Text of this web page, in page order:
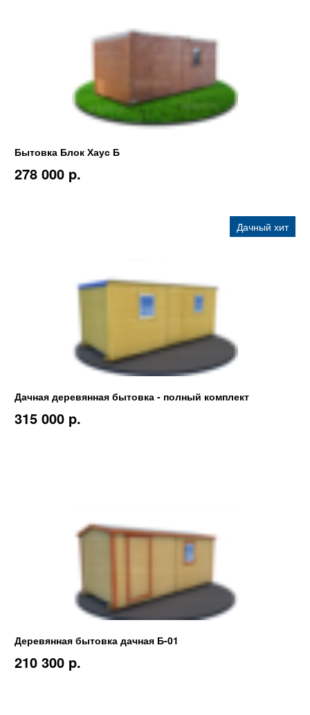
Бытовка Блок Хаус Б
278 000 p.
Дачный хит
Дачная деревянная бытовка - полный комплект
315 000 p.
Деревянная бытовка дачная Б-01
210 300 p.